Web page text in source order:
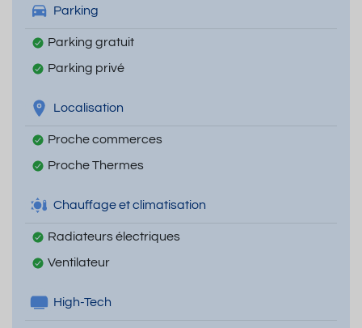
Parking
Parking gratuit
Parking privé
Localisation
Proche commerces
Proche Thermes
Chauffage et climatisation
Radiateurs électriques
Ventilateur
High-Tech